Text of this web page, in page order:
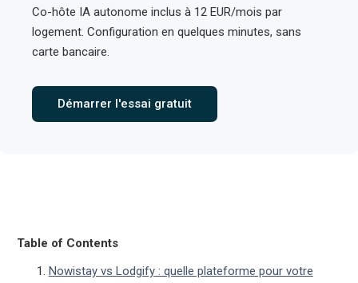
Co-hôte IA autonome inclus à 12 EUR/mois par
logement. Configuration en quelques minutes, sans
carte bancaire.
Démarrer l'essai gratuit
Table of Contents
Nowistay vs Lodgify : quelle plateforme pour votre